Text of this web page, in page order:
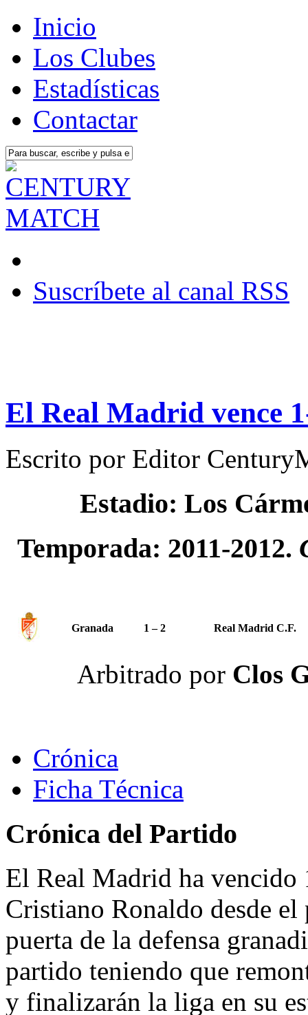
Inicio
Los Clubes
Estadísticas
Contactar
Suscríbete al canal RSS
El Real Madrid vence
Escrito por Editor
Estadio: Los
Temporada: 2011-2012.
Granada 1 – 2 Real Madrid C.F.
Arbitrado por Clos
Crónica
Ficha Técnica
Crónica del Partido
El Real Madrid ha vencido
Cristiano Ronaldo desde
puerta de la defensa
partido teniendo que
y finalizarán la liga en su